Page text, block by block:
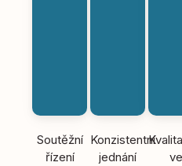
Soutěžní
řízení
Konzistentní
jednání
ve